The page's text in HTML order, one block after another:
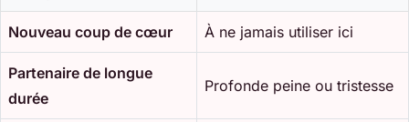
Nouveau coup de cœur À ne jamais utiliser ici
Partenaire de longue
durée
Profonde peine ou tristesse